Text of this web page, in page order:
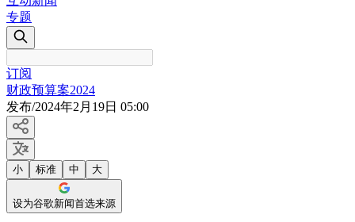
专题
订阅
财政预算案2024
发布/2024年2月19日 05:00
小 标准 中 大
设为谷歌新闻首选来源